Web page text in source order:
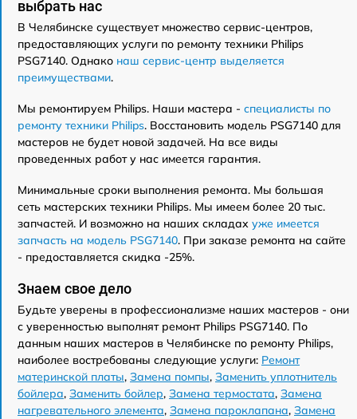
выбрать нас
В Челябинске существует множество сервис-центров,
предоставляющих услуги по ремонту техники Philips
PSG7140. Однако наш сервис-центр выделяется
преимуществами.
Мы ремонтируем Philips. Наши мастера - специалисты по
ремонту техники Philips. Восстановить модель PSG7140 для
мастеров не будет новой задачей. На все виды
проведенных работ у нас имеется гарантия.
Минимальные сроки выполнения ремонта. Мы большая
сеть мастерских техники Philips. Мы имеем более 20 тыс.
запчастей. И возможно на наших складах уже имеется
запчасть на модель PSG7140. При заказе ремонта на сайте
- предоставляется скидка -25%.
Знаем свое дело
Будьте уверены в профессионализме наших мастеров - они
с уверенностью выполнят ремонт Philips PSG7140. По
данным наших мастеров в Челябинске по ремонту Philips,
наиболее востребованы следующие услуги: Ремонт
материнской платы, Замена помпы, Заменить уплотнитель
бойлера, Заменить бойлер, Замена термостата, Замена
нагревательного элемента, Замена пароклапана, Замена